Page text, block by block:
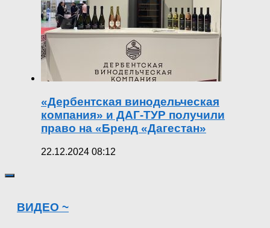
«Дербентская винодельческая
компания» и ДАГ-ТУР получили
право на «Бренд «Дагестан»
22.12.2024 08:12
ВИДЕО ~